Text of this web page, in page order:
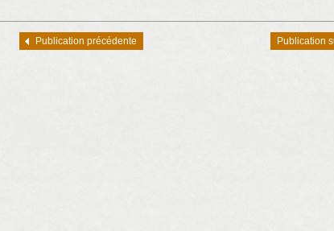
Publication précédente Publication